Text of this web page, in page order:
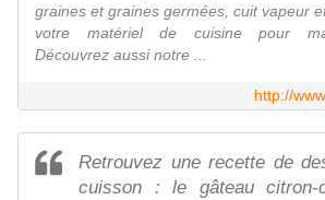
graines et graines germées, cuit vapeur
votre matériel de cuisine pour
Découvrez aussi notre ...
http://
Retrouvez une recette de
cuisson : le gâteau citron-